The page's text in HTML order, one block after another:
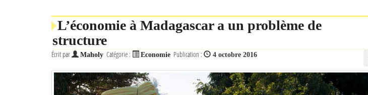
L’économie à Madagascar a un problème de
structure
Écrit par Maholy Catégorie : Economie Publication : 4 octobre 2016